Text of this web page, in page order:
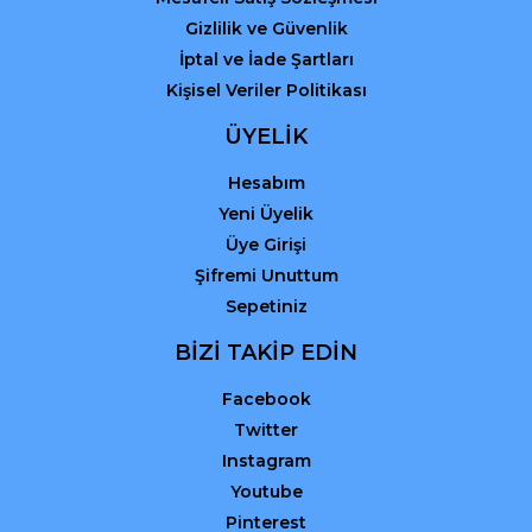
Gizlilik ve Güvenlik
İptal ve İade Şartları
Kişisel Veriler Politikası
ÜYELİK
Hesabım
Yeni Üyelik
Üye Girişi
Şifremi Unuttum
Sepetiniz
BİZİ TAKİP EDİN
Facebook
Twitter
Instagram
Youtube
Pinterest